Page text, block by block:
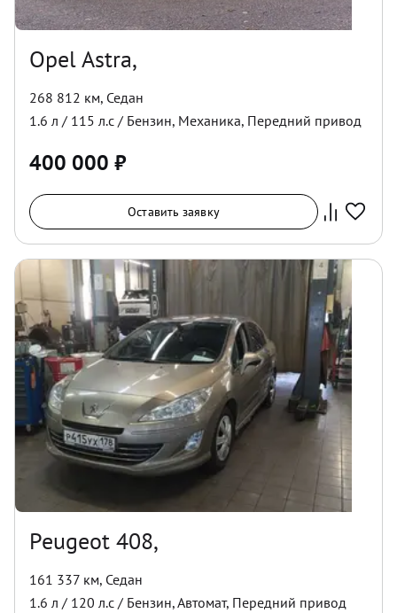
Opel Astra,
268 812 км, Седан
1.6 л / 115 л.с / Бензин, Механика, Передний привод
400 000 ₽
Оставить заявку
Peugeot 408,
161 337 км, Седан
1.6 л / 120 л.с / Бензин,Автомат, Передний привод